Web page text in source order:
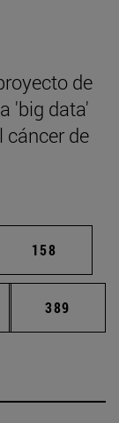
de
'big data'
cáncer de
intermedias
Página
158
intermedias
Página
389